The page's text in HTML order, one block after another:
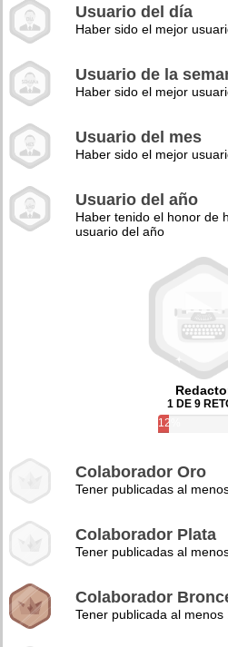
Usuario del día
Haber sido el mejor
Usuario de la
Haber sido el mejor
Usuario del mes
Haber sido el mejor
Usuario del año
Haber tenido el honor de
usuario del año
1 DE 9
12%
Colaborador Oro
Tener publicadas al
Colaborador Plata
Tener publicadas al
Colaborador
Tener publicada al menos